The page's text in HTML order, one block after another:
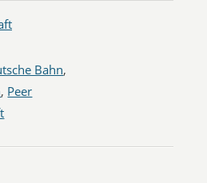
Bahn,
, Peer